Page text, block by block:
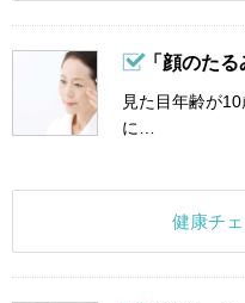
「顔のたる
見た目年齢が
に…
健康チ